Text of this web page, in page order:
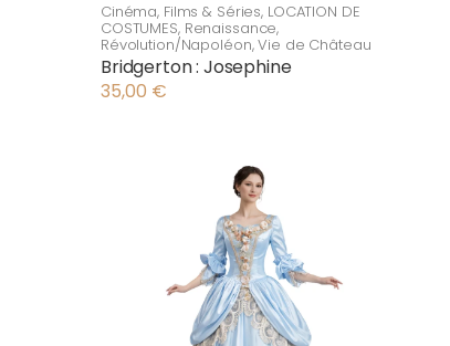
Cinéma, Films & Séries, LOCATION DE
COSTUMES, Renaissance,
Révolution/Napoléon,Vie de Château
Bridgerton : Josephine
35,00 €